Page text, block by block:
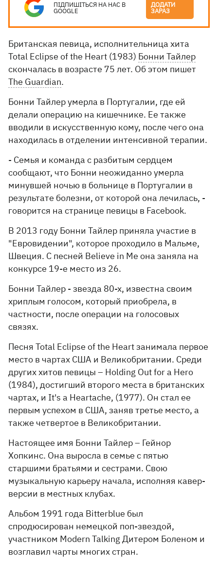
ПІДПИШІТЬСЯ НА НАС В
GOOGLE
ДОДАТИ
ЗАРАЗ
Британская певица, исполнительница хита
Total Eclipse of the Heart (1983) Бонни Тайлер
скончалась в возрасте 75 лет. Об этом пишет
The Guardian.
Бонни Тайлер умерла в Португалии, где ей
делали операцию на кишечнике. Ее также
вводили в искусственную кому, после чего она
находилась в отделении интенсивной терапии.
- Семья и команда с разбитым сердцем
сообщают, что Бонни неожиданно умерла
минувшей ночью в больнице в Португалии в
результате болезни, от которой она лечилась, -
говорится на странице певицы в Facebook.
В 2013 году Бонни Тайлер приняла участие в
"Евровидении", которое проходило в Мальме,
Швеция. С песней Believe in Me она заняла на
конкурсе 19-е место из 26.
Бонни Тайлер - звезда 80-х, известна своим
хриплым голосом, который приобрела, в
частности, после операции на голосовых
связях.
Песня Total Eclipse of the Heart занимала первое
место в чартах США и Великобритании. Среди
других хитов певицы – Holding Out for a Hero
(1984), достигший второго места в британских
чартах, и It's a Heartache, (1977). Он стал ее
первым успехом в США, заняв третье место, а
также четвертое в Великобритании.
Настоящее имя Бонни Тайлер – Гейнор
Хопкинс. Она выросла в семье с пятью
старшими братьями и сестрами. Свою
музыкальную карьеру начала, исполняя кавер-
версии в местных клубах.
Альбом 1991 года Bitterblue был
спродюсирован немецкой поп-звездой,
участником Modern Talking Дитером Боленом и
возглавил чарты многих стран.